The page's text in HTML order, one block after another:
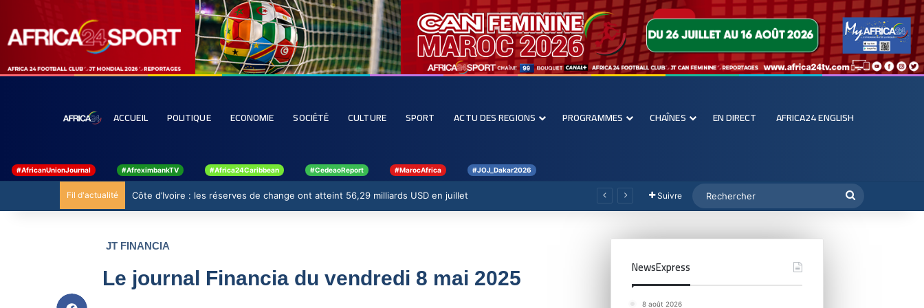
ACCUEIL POLITIQUE ECONOMIE SOCIÉTÉ CULTURE SPORT ACTU DES REGIONS PROGRAMMES CHAÎNES EN DIRECT AFRICA24 ENGLISH
#AfricanUnionJournal #AfreximbankTV #Africa24Caribbean #CedeaoReport #MarocAfrica #JOJ_Dakar2026
Fil d'actualité Côte d’Ivoire : les réserves de change ont atteint 56,29 milliards USD en juillet Suivre
JT FINANCIA
Le journal Financia du vendredi 8 mai 2025 NewsExpress
8 août 2026